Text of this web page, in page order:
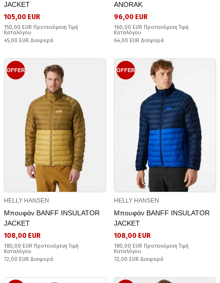
JACKET
105,00 EUR
150,00 EUR Προτεινόμενη Τιμή
Καταλόγου
45,00 EUR Διαφορά
ANORAK
96,00 EUR
160,00 EUR Προτεινόμενη Τιμή
Καταλόγου
64,00 EUR Διαφορά
OFFER
HELLY HANSEN
Μπουφάν BANFF INSULATOR
JACKET
108,00 EUR
180,00 EUR Προτεινόμενη Τιμή
Καταλόγου
72,00 EUR Διαφορά
OFFER
HELLY HANSEN
Μπουφάν BANFF INSULATOR
JACKET
108,00 EUR
180,00 EUR Προτεινόμενη Τιμή
Καταλόγου
72,00 EUR Διαφορά